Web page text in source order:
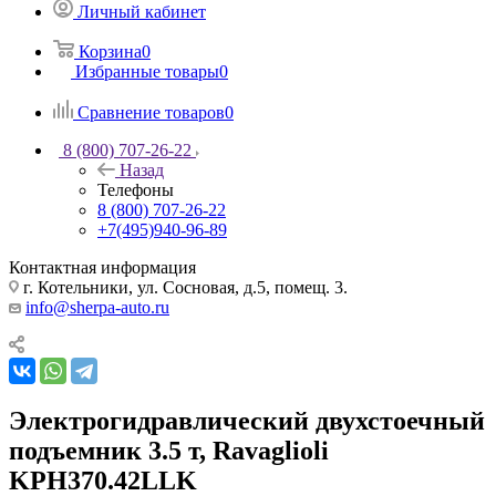
Личный кабинет
Корзина0
Избранные товары0
Сравнение товаров0
8 (800) 707-26-22
Назад
Телефоны
8 (800) 707-26-22
+7(495)940-96-89
Контактная информация
г. Котельники, ул. Сосновая, д.5, помещ. 3.
info@sherpa-auto.ru
Электрогидравлический двухстоечный
подъемник 3.5 т, Ravaglioli
KPH370.42LLK